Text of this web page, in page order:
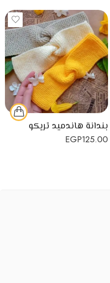
بندانة هاندميد تريكو
EGP125.00